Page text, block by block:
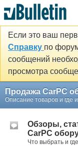
Если это ваш
Справку по
сообщений
просмотра
Продажа CarPC
Описание товаров и где
Обзоры,
CarPC
Что выбрать и